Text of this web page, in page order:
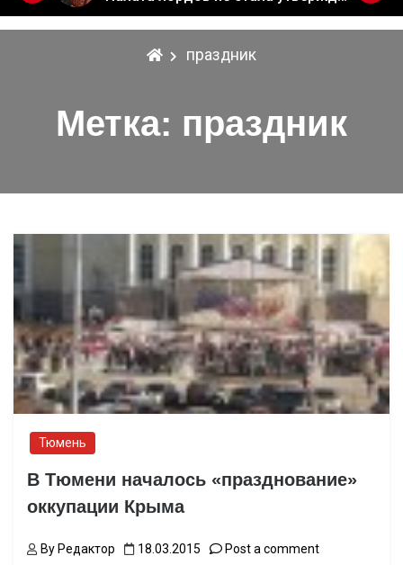
праздник
Метка: праздник
Тюмень
В Тюмени началось «празднование»
оккупации Крыма
By Редактор 18.03.2015 Post a comment